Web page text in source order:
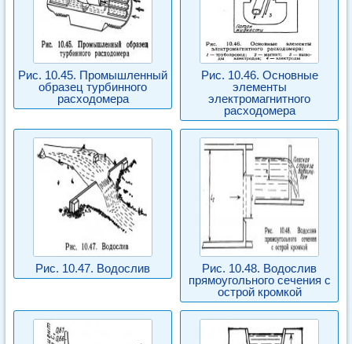
Рис. 10.45. Промышленный
образец турбинного
расходомера
Рис. 10.46. Основные
элементы
электромагнитного
расходомера
Рис. 10.47. Водослив
Рис. 10.48. Водослив
прямоугольного сечения с
острой кромкой